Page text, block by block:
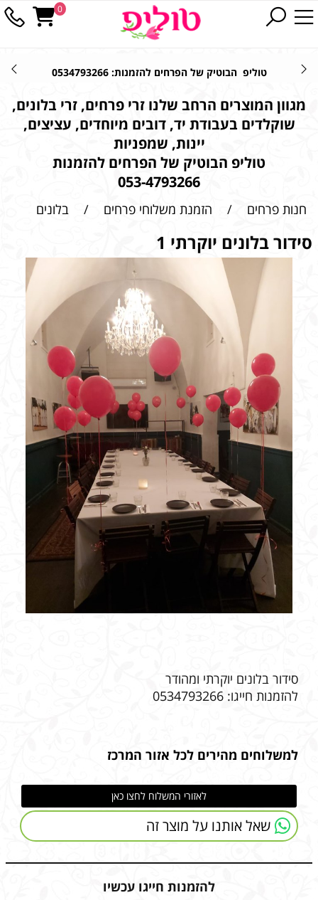
טוליפ הבוטיק של הפרחים להזמנות: 0534793266
0
מגוון המוצרים הרחב שלנו זרי פרחים, זרי בלונים,
שוקלדים בעבודת יד, דובים מיוחדים, עציצים,
יינות, שמפניות
טוליפ הבוטיק של הפרחים להזמנות
053-4793266
חנות פרחים / הזמנת משלוחי פרחים / בלונים
סידור בלונים יוקרתי 1
סידור בלונים יוקרתי ומהודר
להזמנות חייגו: 0534793266
למשלוחים מהירים לכל אזור המרכז
לאזורי המשלוח לחצו כאן
שאל אותנו על מוצר זה
להזמנות חייגו עכשיו